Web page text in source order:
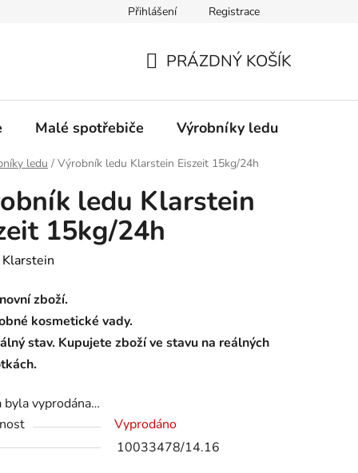
Oprava a výkup výrobníků ledu Značka Bauknecht
Přihlášení Registrace
KOŠÍK
PRÁZDNÝ KOŠÍK
Malé spotřebiče Výrobníky ledu
ledu / Výrobník ledu Klarstein Eiszeit 15kg/24h
ledu Klarstein
15kg/24h
Klarstein
zboží.
kosmetické vady.
stav. Kupujete zboží ve stavu na reálných
byla vyprodána…
Vyprodáno
10033478/14.16